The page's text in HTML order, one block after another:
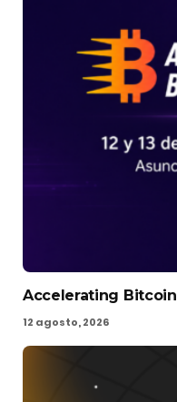
12 agosto, 2026
Accelerating Bitcoin